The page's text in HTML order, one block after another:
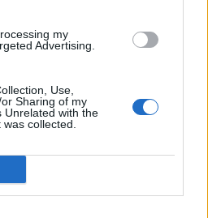
my
Advertising.
Use,
Sharing of my
Unrelated with the
collected.
neatmeta idėjos
kandidatuoti į